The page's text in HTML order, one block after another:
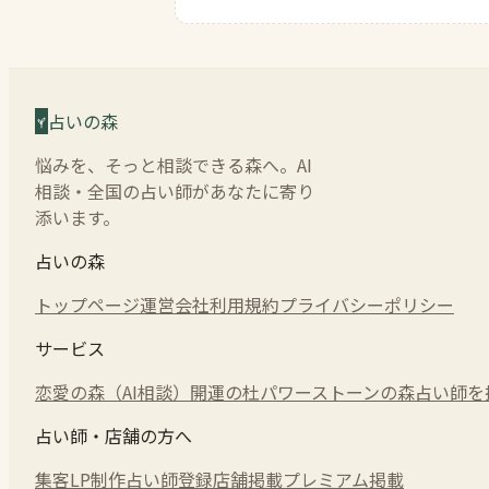
占いの森
悩みを、そっと相談できる森へ。AI
相談・全国の占い師があなたに寄り
添います。
占いの森
トップページ運営会社利用規約プライバシーポリシー
サービス
恋愛の森（AI相談） 開運の杜パワーストーンの森占い師
占い師・店舗の方へ
集客LP制作占い師登録店舗掲載プレミアム掲載